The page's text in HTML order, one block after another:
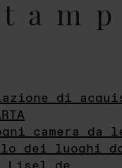
di
camera da
dei luoghi